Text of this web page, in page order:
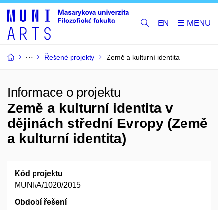
EN
Řešené projekty Země a kulturní identita
Informace o projektu
Země a kulturní identita v
dějinách střední Evropy (Země
a kulturní identita)
Kód projektu
MUNI/A/1020/2015
Období řešení